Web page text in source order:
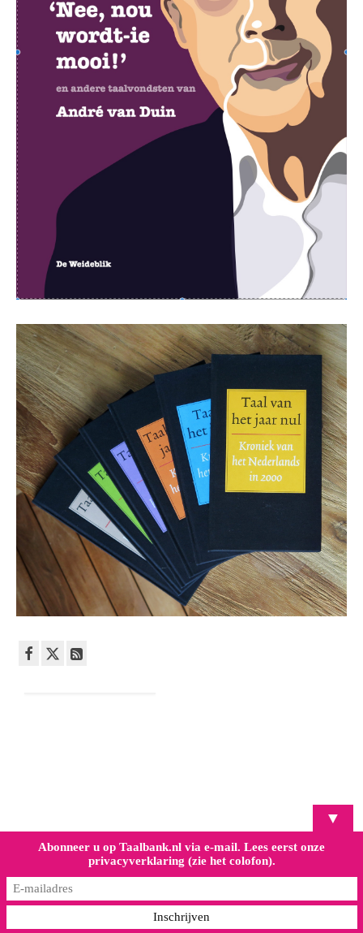
▼
Abonneer u op Taalbank.nl via e-mail. Lees eerst onze
privacyverklaring (zie het colofon).